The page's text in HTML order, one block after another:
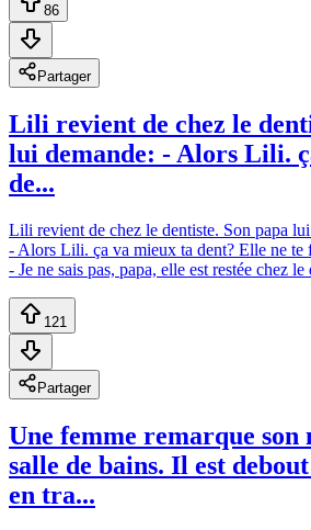
86
Partager
Lili revient de chez le
lui demande: - Alors Lili.
de...
Lili revient de chez le dentiste. Son papa
- Alors Lili. ça va mieux ta dent? Elle ne te
- Je ne sais pas, papa, elle est restée chez le
121
Partager
Une femme remarque son
salle de bains. Il est
en tra...